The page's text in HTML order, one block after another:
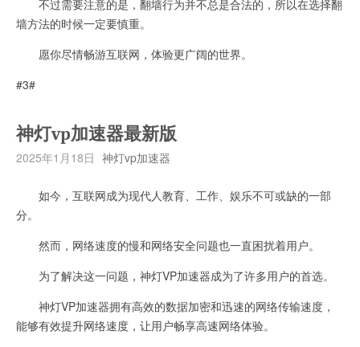
不过需要注意的是，翻墙行为并不总是合法的，所以在选择翻
墙方法的时候一定要慎重。
愿你尽情畅游互联网，体验更广阔的世界。
#3#
神灯vp加速器最新版
2025年1月18日 神灯vp加速器
如今，互联网成为现代人教育、工作、娱乐不可或缺的一部
分。
然而，网络速度的慢和网络安全问题也一直困扰着用户。
为了解决这一问题，神灯VP加速器成为了许多用户的首选。
神灯VP加速器拥有高效的数据加密和迅速的网络传输速度，
能够有效提升网络速度，让用户畅享高速网络体验。